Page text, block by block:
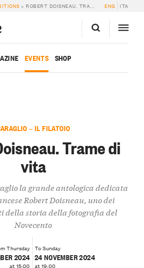
» ROBERT DOISNEAU. TRAME DI VITA ENG ITA
EVENTS SHOP
— IL FILATOIO
Trame di
vita
la grande antologica dedicata
Robert Doisneau, uno dei
della storia della fotografia del
Novecento
Thursday
2024
at 15:00
To Sunday
24 NOVEMBER 2024
at 19:00